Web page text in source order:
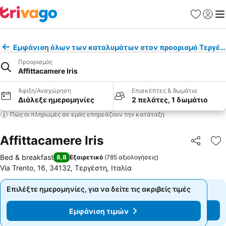
Εμφάνιση όλων των καταλυμάτων στον προορισμό
Προορισμός
Affittacamere Iris
Άφιξη/Αναχώρηση
Διάλεξε ημερομηνίες
Επισκέπτες & δωμάτια
2 πελάτες, 1 δωμάτιο
Πώς οι πληρωμές σε εμάς επηρεάζουν την κατάταξη
Affittacamere Iris
Bed & breakfast 8,8 Εξαιρετικό (785 αξιολογήσεις)
Via Trento, 16, 34132, Τεργέστη, Ιταλία
Επιλέξτε ημερομηνίες, για να δείτε τις ακριβείς τιμές
Εμφάνιση τιμών
Επιλέξτε ημερομηνίες, για να δείτε τις ακριβείς τιμές
Εμφάνιση τιμών